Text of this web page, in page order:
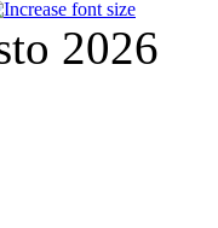
2026